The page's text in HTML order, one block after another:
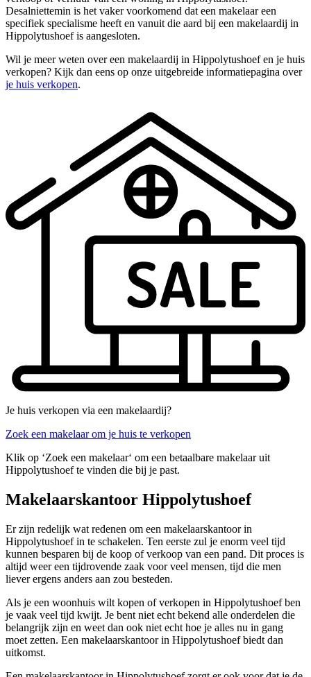
Desalniettemin is het vaker voorkomend dat een makelaar een
specifiek specialisme heeft en vanuit die aard bij een makelaardij in
Hippolytushoef is aangesloten.
Wil je meer weten over een makelaardij in Hippolytushoef en je huis
verkopen? Kijk dan eens op onze uitgebreide informatiepagina over
je huis verkopen.
Je huis verkopen via een makelaardij?
Zoek een makelaar om je huis te verkopen
Klik op ‘Zoek een makelaar‘ om een betaalbare makelaar uit
Hippolytushoef te vinden die bij je past.
Makelaarskantoor Hippolytushoef
Er zijn redelijk wat redenen om een makelaarskantoor in
Hippolytushoef in te schakelen. Ten eerste zul je enorm veel tijd
kunnen besparen bij de koop of verkoop van een pand. Dit proces is
altijd weer een tijdrovende zaak voor veel mensen, tijd die men
liever ergens anders aan zou besteden.
Als je een woonhuis wilt kopen of verkopen in Hippolytushoef ben
je vaak veel tijd kwijt. Je bent niet echt bekend alle onderdelen die
belangrijk zijn en weet dan ook niet echt hoe je alles nu in gang
moet zetten. Een makelaarskantoor in Hippolytushoef biedt dan
uitkomst.